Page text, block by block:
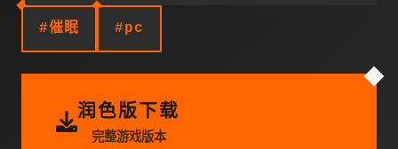
#催眠 #pc
润色版下载
完整游戏版本